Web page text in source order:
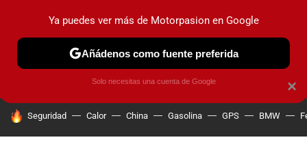
PRUEBAS COCHES ELÉCTRICOS OBSERVATORIO
HOY SE HABLA DE
Seguridad Calor China Gasolina GPS BMW
×
Ya puedes ver más de Motorpasion en Google
Añádenos como fuente preferida
Solo necesitas una cuenta de Google